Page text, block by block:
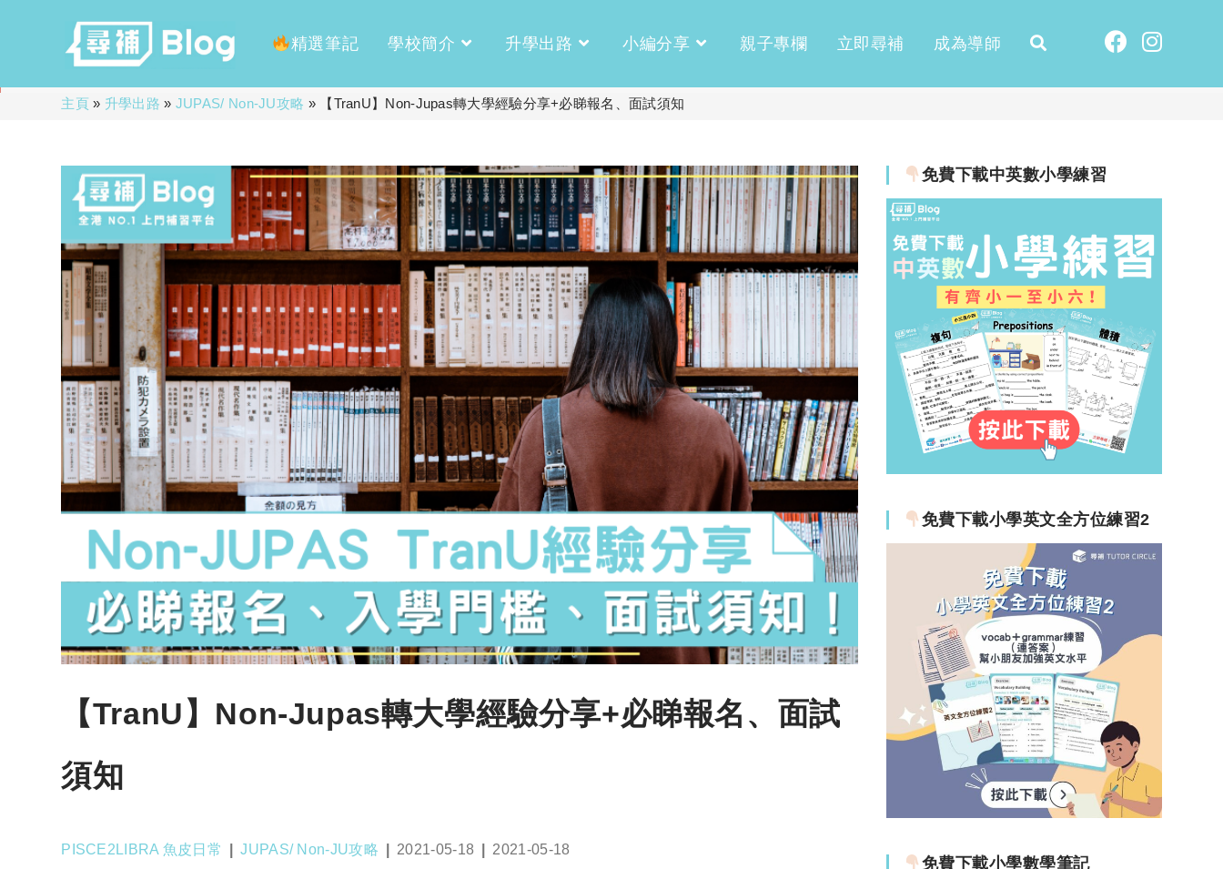
精選筆記 學校簡介 升學出路 小編分享 親子專欄 立即尋補 成為導師
主頁» 升學出路 » JUPAS/ Non-JU攻略 » 【TranU】Non-Jupas轉大學經驗分享+必睇報名、面試須知
【TranU】Non-Jupas轉大學經驗分享+必睇報名、面試
須知
Post
PISCE2LIBRA 魚皮日常
Post
JUPAS/ Non-JU攻略
Post
2021-05-18
Post
2021-05-18
免費下載中英數小學練習
免費下載小學英文全方位練習2
免費下載小學數學筆記